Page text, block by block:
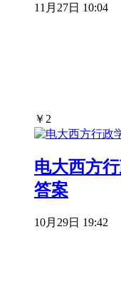
11月27日 10:04
￥ 2
电大西方
答案
10月29日 19:42